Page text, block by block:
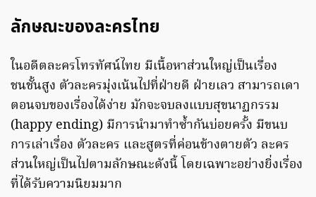
ลักษณะของละครไทย
ในอดีตละครโทรทัศน์ไทย มีเนื้อหาส่วนใหญ่เป็นเรื่อง
ชนชั้นสูง ตัวละครมุ่งเน้นไปที่ฝ่ายดี ฝ่ายเลว สามารถเดา
ตอนจบของเรื่องได้ง่าย มักจะจบลงแบบสุขนาฏกรรม
(happy ending) มีการนำมาทำซ้ำกันบ่อยครั้ง มีขนบ
การเล่าเรื่อง ตัวละคร และสูตรที่ค่อนข้างตายตัว ละคร
ส่วนใหญ่เป็นไปตามลักษณะดังนี้ โดยเฉพาะอย่างยิ่งเรื่อง
ที่ได้รับความนิยมมาก